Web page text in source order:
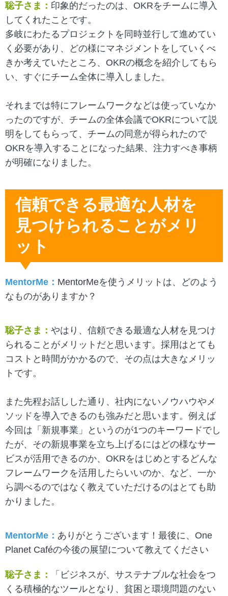
聡子さま： 印象的だったのは、OKRをチームに導入
してくれたことです。
多岐にわたるプロジェクトを同時並行して進めてい
く必要があり、どの様にマネジメントをしていくべ
きか考えていたところ、OKRの概念を紹介してもら
い、すぐにチーム全体に導入しました。
それまでは特にフレームワークなどは使っていなか
ったのですが、チームの全体会議でOKRについて説
明をしてもらって、チームの同意が得られたので
OKRを導入することになった結果、注力すべき事柄
が明確になりました。
信頼できる最適な人材を
見つけられることがメリ
ット
MentorMe： MentorMeを使うメリットは、どのよう
なものがありますか？
聡子さま： やはり、信頼できる最適な人材を見つけ
られることがメリットだと思います。採用はとても
コストと時間がかかるので、その点は大きなメリッ
トです。
また先程お話しした通り、社内にないノウハウやメ
ソッドを導入できるのも強みだと思います。例えば
今回は「新規事業」というのが1つのキーワードでし
たが、その新規事業を立ち上げるにはどの様なサー
ビスが活用できるのか、OKRをはじめとするどんな
フレームワークを活用したらいいのか、など、一か
ら調べるのではなく教えていただけるのはとても助
かりました。
MentorMe： ありがとうございます！最後に、One
Planet Caféの今後の展望について教えてください
聡子さま：
「ビジネスが、サステナブルな社会をつ
くる積極的なツールとなり、貧困と環境問題のない